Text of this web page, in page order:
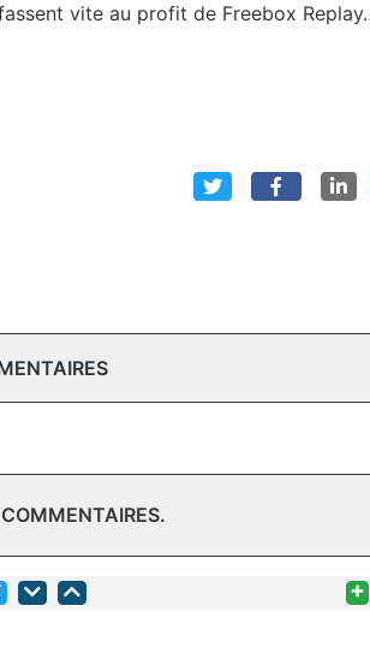
vite au profit de Freebox
+